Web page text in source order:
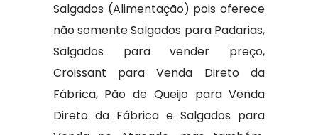
Salgados (Alimentação) pois oferece
não somente Salgados para Padarias,
Salgados para vender preço,
Croissant para Venda Direto da
Fábrica, Pão de Queijo para Venda
Direto da Fábrica e Salgados para